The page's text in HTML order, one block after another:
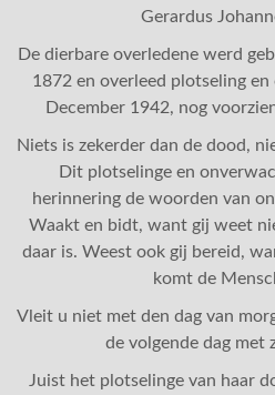
Gerardus
De dierbare overledene werd
1872 en overleed plotseling
December 1942, nog
Niets is zekerder dan de dood,
Dit plotselinge en
herinnering de woorden van
Waakt en bidt, want gij weet
daar is. Weest ook gij bereid,
komt de
Vleit u niet met den dag van
de volgende dag met
Juist het plotselinge van haar